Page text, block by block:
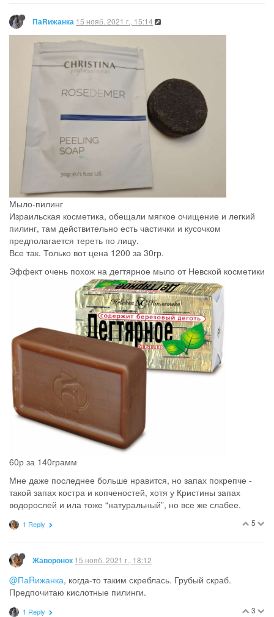
ПаRижанка 15 нояб. 2021 г., 15:14
Мыло-пилинг
Израильская косметика, обещали мягкое очищение и легкий
пилинг, там действительно есть частички и кусочком
предполагается тереть по лицу.
Все так. Только вот цена 1200 за 30гр.
Эффект очень похож на дегтярное мыло от Невской косметики
60р за 140грамм
Мне даже последнее больше нравится, но запах покрепче -
такой запах костра и копченостей, хотя у Кристины запах
водорослей и ила тоже “натуральный”, но все же слабее.
5
1 Reply
Жаворонок 15 нояб. 2021 г., 18:12
@ПаRижанка, когда-то таким скреблась. Грубый скраб.
Предпочитаю кислотные пилинги.
3
1 Reply